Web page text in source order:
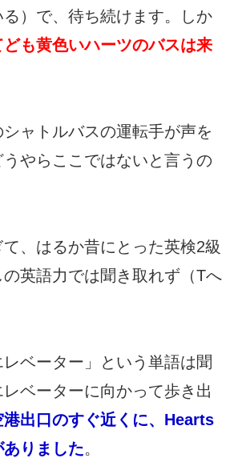
る）で、待ち続けます。しか
も黄色いハーツのバスは来
ャトルバスの運転手が声を
やらここではないと言うの
、はるか昔にとった英検2級
の英語力では聞き取れず（Tへ
ベーター」という単語は聞
ベーターに向かって歩き出
港出口のすぐ近くに、Hearts
りました。